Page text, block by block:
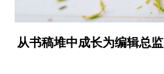
从书稿堆中成长为编辑总监